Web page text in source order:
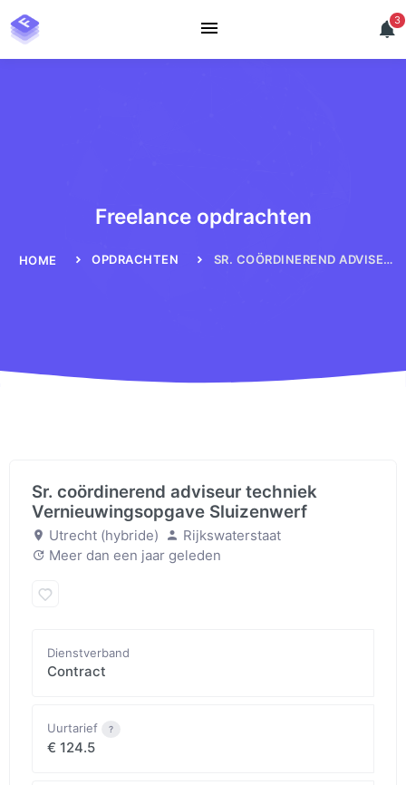
3
Freelance opdrachten
HOME OPDRACHTEN SR. COÖRDINEREND ADVISEUR TECHNIEK VERNIEUWINGSOPGAVE SLUIZENWERF
Sr. coördinerend adviseur techniek
Vernieuwingsopgave Sluizenwerf
Utrecht (hybride)
Rijkswaterstaat
Meer dan een jaar geleden
Dienstverband
Contract
Uurtarief ?
€ 124.5